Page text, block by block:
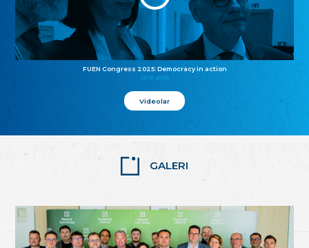
FUEN Congress 2025: Democracy in action
25.10.2025
Videolar
GALERI